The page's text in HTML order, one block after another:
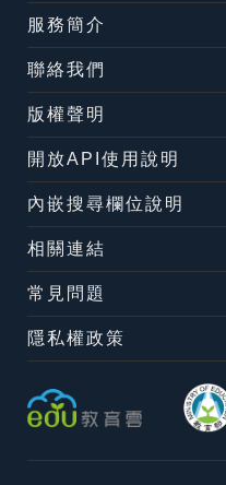
服務簡介
聯絡我們
版權聲明
開放API使用說明
內嵌搜尋欄位說明
相關連結
常見問題
隱私權政策